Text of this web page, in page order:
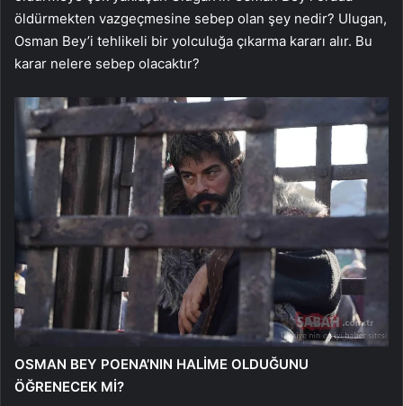
öldürmekten vazgeçmesine sebep olan şey nedir? Ulugan,
Osman Bey’i tehlikeli bir yolculuğa çıkarma kararı alır. Bu
karar nelere sebep olacaktır?
OSMAN BEY POENA’NIN HALİME OLDUĞUNU
ÖĞRENECEK Mİ?